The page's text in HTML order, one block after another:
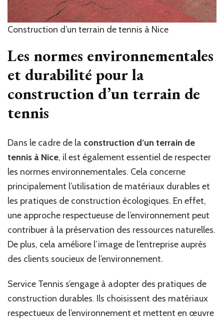
Construction d’un terrain de tennis à Nice
Les normes environnementales
et durabilité pour la
construction d’un terrain de
tennis
Dans le cadre de la construction d’un terrain de
tennis à Nice, il est également essentiel de respecter
les normes environnementales. Cela concerne
principalement l’utilisation de matériaux durables et
les pratiques de construction écologiques. En effet,
une approche respectueuse de l’environnement peut
contribuer à la préservation des ressources naturelles.
De plus, cela améliore l’image de l’entreprise auprès
des clients soucieux de l’environnement.
Service Tennis s’engage à adopter des pratiques de
construction durables. Ils choisissent des matériaux
respectueux de l’environnement et mettent en œuvre